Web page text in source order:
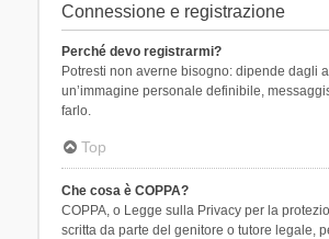
Connessione e registrazione
Perché devo registrarmi?
Potresti non averne bisogno: dipende dagli
un’immagine personale definibile,
farlo.
Top
Che cosa è COPPA?
COPPA, o Legge sulla Privacy per la
scritta da parte del genitore o tutore legale,